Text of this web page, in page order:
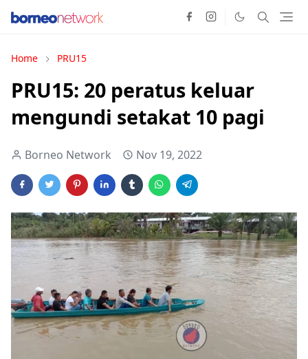
Home PRU15
PRU15: 20 peratus keluar
mengundi setakat 10 pagi
Borneo Network Nov 19, 2022